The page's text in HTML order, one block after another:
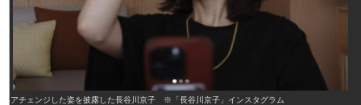
ヘアチェンジした姿を披露した長谷川京子 ※「長谷川京子」インスタグラム